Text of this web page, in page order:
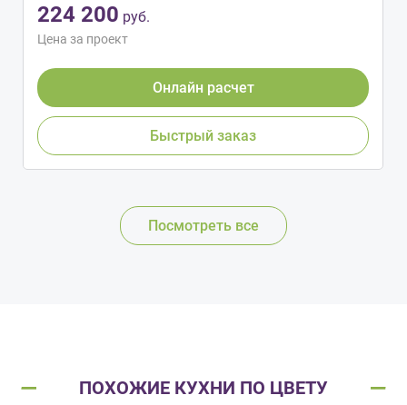
224 200 руб.
Цена за проект
Онлайн расчет
Быстрый заказ
Посмотреть все
ПОХОЖИЕ КУХНИ ПО ЦВЕТУ